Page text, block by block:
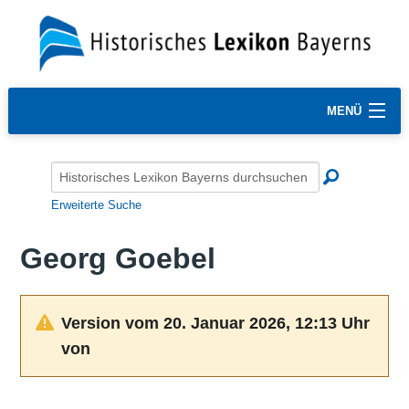
MENÜ
Erweiterte Suche
Georg Goebel
Version vom 20. Januar 2026, 12:13 Uhr
von